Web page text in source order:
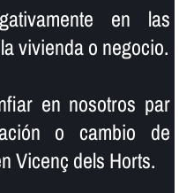
en las
vivienda o negocio.
en nosotros par
o cambio de
Vicenç dels Horts.